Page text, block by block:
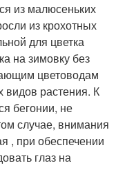
из малюсеньких
из крохотных
для цветка
на зимовку без
цветоводам
видов растения. К
бегонии, не
случае, внимания
, при обеспечении
глаз на